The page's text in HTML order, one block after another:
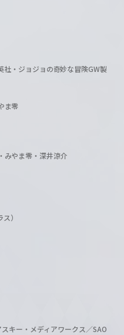
社・ジョジョの奇妙な冒険GW製
ま零
やま零・深井涼介
）
キー・メディアワークス／SAO